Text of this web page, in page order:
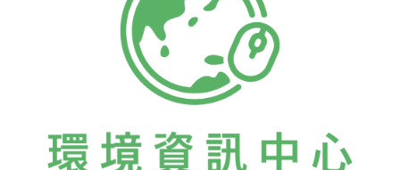
及海拋計劃，但因而陸運造成的交通問題、沿線居民安全
問題、落塵污染面積擴大等問題，則要另外考慮評估以及
良好的配套措施；更退而求其次，是改變海拋地點、及方
法，以期能盡可能減少海拋土石污染水域的程度及範圍。
至於陸上棲地破壞，保留綠帶或保留區是普遍的方法，利
以求不同利益或興趣的平衡點。目前僅740